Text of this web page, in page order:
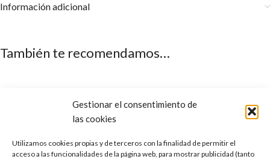
Gestionar el consentimiento de
las cookies
Utilizamos cookies propias y de terceros con la finalidad de permitir el
acceso a las funcionalidades de la página web, para mostrar publicidad (tanto
Información adicional
También te recomendamos…